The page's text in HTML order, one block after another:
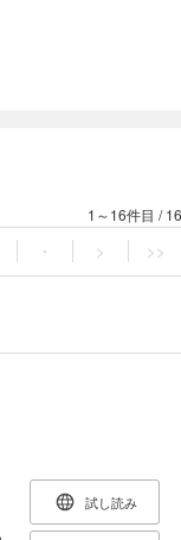
1～16件目 /
・ > >>
試し読み